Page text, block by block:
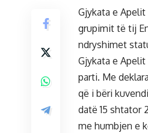
Gjykata e
grupimit të tij
ndryshimet
Gjykata e
parti. Me
që i bëri
datë 15 shtator
me humbjen e